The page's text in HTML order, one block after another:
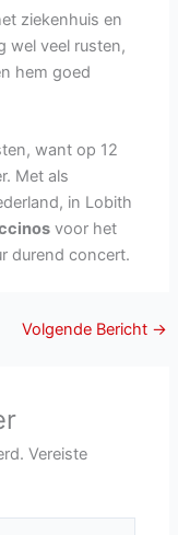
ziekenhuis en
wel veel rusten,
hem goed
want op 12
Met als
in Lobith
voor het
durend concert.
Volgende Bericht →
Vereiste